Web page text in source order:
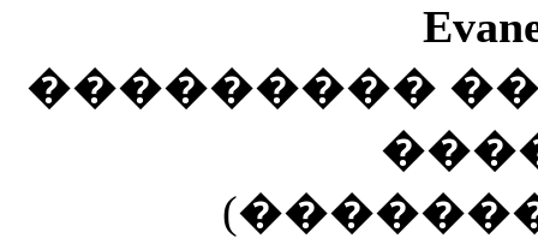
���������